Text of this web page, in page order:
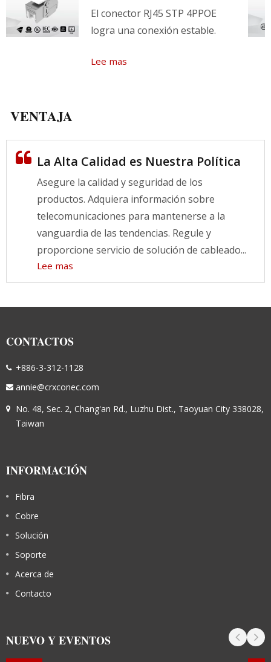
El conector RJ45 STP 4PPOE
logra una conexión estable.
Lee mas
VENTAJA
La Alta Calidad es Nuestra Política
Asegure la calidad y seguridad de los
productos. Adquiera información sobre
telecomunicaciones para mantenerse a la
vanguardia de las tendencias. Regule y
proporcione servicio de solución de cableado...
Lee mas
CONTACTOS
+886-3-312-1128
annie@crxconec.com
No. 48, Sec. 2, Chang'an Rd., Luzhu Dist., Taoyuan City 338028,
Taiwan
INFORMACIÓN
Fibra
Cobre
Solución
Soporte
Acerca de
Contacto
NUEVO Y EVENTOS